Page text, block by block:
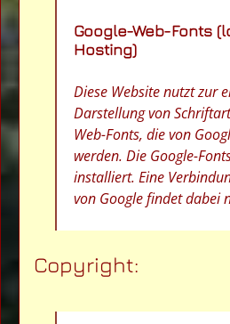
Google-Web-Fonts
Hosting)
Diese Website nutzt zur
Darstellung von
Web-Fonts, die von
werden. Die Google-
installiert. Eine
von Google findet dabei
Copyright: